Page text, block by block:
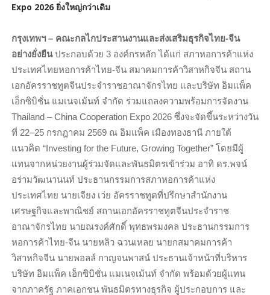
Expo 2026 ยิ่งใหญ่กว่าเดิม
กรุงเทพฯ – คณะกลไกประสานงานและส่งเสริมธุรกิจไทย-จีน
อย่างยั่งยืนประกอบด้วย 3 องค์กรหลัก ได้แก่ สภาหอการค้าแห่ง
ประเทศไทยหอการค้าไทย-จีน สมาคมการค้าวิสาหกิจจีน สถาน
เอกอัครราชทูตจีนประจำราชอาณาจักรไทย และบริษัท อิมแพ็ค
เอ็กซิบิชั่น แมเนจเม้นท์ จำกัด ร่วมแถลงความพร้อมการจัดงาน
Thailand – China Cooperation Expo 2026 ซึ่งจะจัดขึ้นระหว่างวัน
ที่ 22–25 กรกฎาคม 2569 ณ อิมแพ็ค เมืองทองธานี ภายใต้
แนวคิด “Investing for the Future, Growing Together” โดยมีผู้
แทนจากหน่วยงานผู้ร่วมจัดและพันธมิตรเข้าร่วม อาทิ ดร.พจน์
อร่ามวัฒนานนท์ ประธานกรรมการสภาหอการค้าแห่ง
ประเทศไทย นายเจียง เว่ย อัครราชทูตที่ปรึกษาสำนักงาน
เศรษฐกิจและพาณิชย์ สถานเอกอัครราชทูตจีนประจำราช
อาณาจักรไทย นายณรงค์ศักดิ์ พุทธพรมงคล ประธานกรรมการ
หอการค้าไทย-จีน นายหลิว ฉวนเหลย นายกสมาคมการค้า
วิสาหกิจจีน นายพอลล์ กาญจนพาสน์ ประธานเจ้าหน้าที่บริหาร
บริษัท อิมแพ็ค เอ็กซิบิชั่น แมเนจเม้นท์ จำกัด พร้อมด้วยผู้แทน
จากภาครัฐ ภาคเอกชน พันธมิตรทางธุรกิจ ผู้ประกอบการ และ